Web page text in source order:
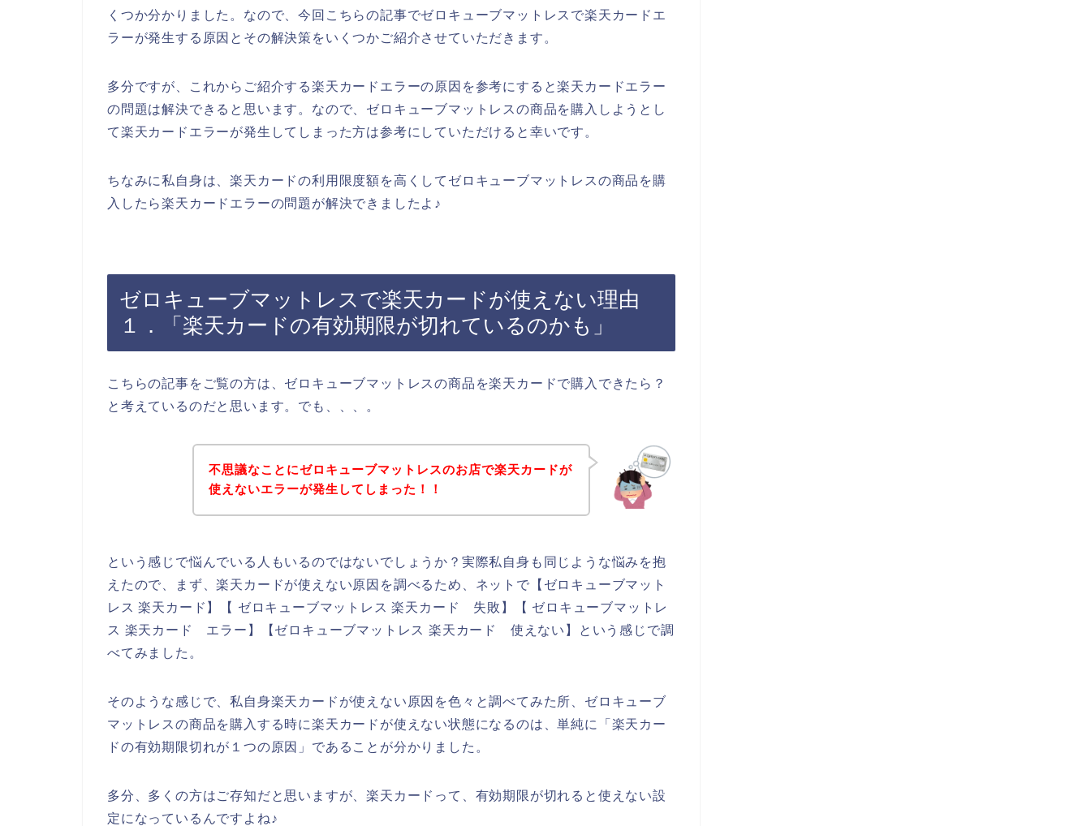
くつか分かりました。なので、今回こちらの記事でゼロキューブマットレスで楽天カードエ
ラーが発生する原因とその解決策をいくつかご紹介させていただきます。
多分ですが、これからご紹介する楽天カードエラーの原因を参考にすると楽天カードエラー
の問題は解決できると思います。なので、ゼロキューブマットレスの商品を購入しようとし
て楽天カードエラーが発生してしまった方は参考にしていただけると幸いです。
ちなみに私自身は、楽天カードの利用限度額を高くしてゼロキューブマットレスの商品を購
入したら楽天カードエラーの問題が解決できましたよ♪
ゼロキューブマットレスで楽天カードが使えない理由
１．「楽天カードの有効期限が切れているのかも」
こちらの記事をご覧の方は、ゼロキューブマットレスの商品を楽天カードで購入できたら？
と考えているのだと思います。でも、、、。
不思議なことにゼロキューブマットレスのお店で楽天カードが
使えないエラーが発生してしまった！！
という感じで悩んでいる人もいるのではないでしょうか？実際私自身も同じような悩みを抱
えたので、まず、楽天カードが使えない原因を調べるため、ネットで【ゼロキューブマット
レス 楽天カード】【 ゼロキューブマットレス 楽天カード 失敗】【 ゼロキューブマットレ
ス 楽天カード エラー】【ゼロキューブマットレス 楽天カード 使えない】という感じで調
べてみました。
そのような感じで、私自身楽天カードが使えない原因を色々と調べてみた所、ゼロキューブ
マットレスの商品を購入する時に楽天カードが使えない状態になるのは、単純に「楽天カー
ドの有効期限切れが１つの原因」であることが分かりました。
多分、多くの方はご存知だと思いますが、楽天カードって、有効期限が切れると使えない設
定になっているんですよね♪